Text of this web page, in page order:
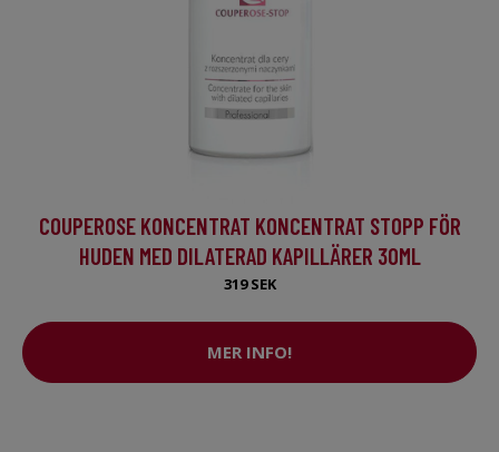
COUPEROSE KONCENTRAT KONCENTRAT STOPP FÖR
HUDEN MED DILATERAD KAPILLÄRER 30ML
319 SEK
MER INFO!